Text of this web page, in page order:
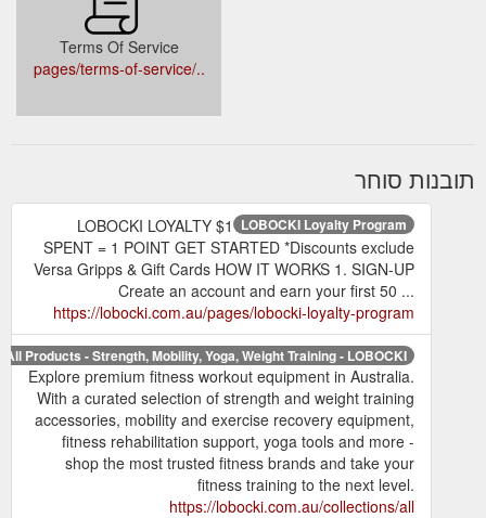
Terms Of Service
../pages/terms-of-service
תובנות סוחר
LOBOCKI Loyalty Program
LOBOCKI LOYALTY $1
SPENT = 1 POINT GET STARTED *Discounts exclude
Versa Gripps & Gift Cards HOW IT WORKS 1. SIGN-UP
Create an account and earn your first 50 ...
https://lobocki.com.au/pages/lobocki-loyalty-program
All Products - Strength, Mobility, Yoga, Weight Training - LOBOCKI
Explore premium fitness workout equipment in Australia.
With a curated selection of strength and weight training
accessories, mobility and exercise recovery equipment,
fitness rehabilitation support, yoga tools and more -
shop the most trusted fitness brands and take your
fitness training to the next level.
https://lobocki.com.au/collections/all